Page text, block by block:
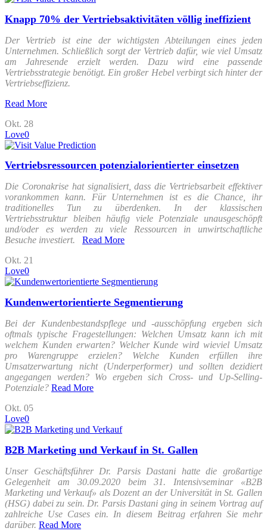
Knapp 70% der Vertriebsaktivitäten völlig ineffizient
Der Vertrieb ist eine der wichtigsten Abteilungen eines jeden
Unternehmen. Schließlich sorgt der Vertrieb dafür, wie viel Umsatz
am Jahresende erzielt werden. Dazu wird eine passende
Vertriebsstrategie benötigt. Ein großer Hebel verbirgt sich hinter der
Vertriebseffizienz.
Read More
Okt. 28
Love0
Vertriebsressourcen potenzialorientierter einsetzen
Die Coronakrise hat signalisiert, dass die Vertriebsarbeit effektiver
vorankommen kann. Für Unternehmen ist es die Chance, ihr
traditionelles Tun zu überdenken. In der klassischen
Vertriebsstruktur bleiben häufig viele Potenziale unausgeschöpft
und/oder es werden zu viele Ressourcen in unwirtschaftliche
Besuche investiert.
Read More
Okt. 21
Love0
Kundenwertorientierte Segmentierung
Bei der Kundenbestandspflege und -ausschöpfung ergeben sich
oftmals typische Fragestellungen: Welchen Umsatz kann ich mit
welchem Kunden erwarten? Welcher Kunde wird wieviel Umsatz
pro Warengruppe erzielen? Welche Kunden erfüllen ihre
Umsatzerwartung nicht (Underperformer) und sollten dezidiert
angegangen werden? Wo ergeben sich Cross- und Up-Selling-
Potenziale? Read More
Okt. 05
Love0
B2B Marketing und Verkauf in St. Gallen
Unser Geschäftsführer Dr. Parsis Dastani hatte die großartige
Gelegenheit am 30.09.2020 beim 31. Intensivseminar «B2B
Marketing und Verkauf» als Dozent an der Universität in St. Gallen
(HSG) dabei zu sein. Dr. Parsis Dastani ging in seinem Vortrag auf
zahlreiche Use Cases ein. In diesem Beitrag erfahren Sie mehr
darüber. Read More